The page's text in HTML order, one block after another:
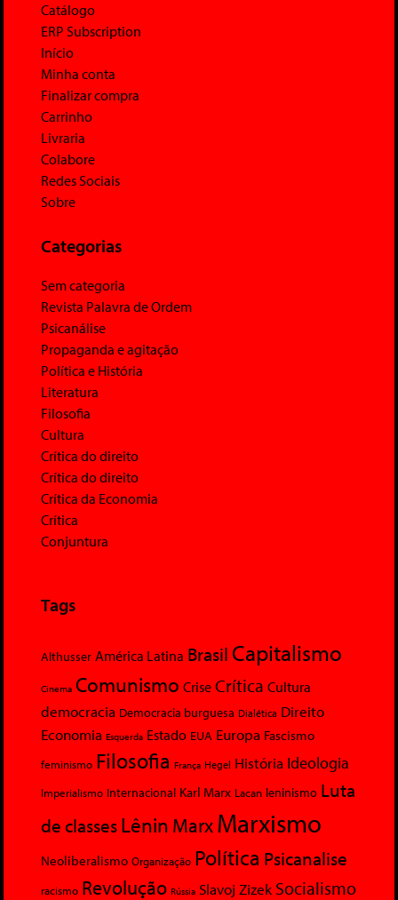
Catálogo
ERP Subscription
Início
Minha conta
Finalizar compra
Carrinho
Livraria
Colabore
Redes Sociais
Sobre
Categorias
Sem categoria
Revista Palavra de Ordem
Psicanálise
Propaganda e agitação
Política e História
Literatura
Filosofia
Cultura
Crítica do direito
Crítica do direito
Crítica da Economia
Crítica
Conjuntura
Tags
Althusser América Latina Brasil Capitalismo
Cinema Comunismo Crise Crítica Cultura
democracia Democracia burguesa Dialética Direito
Economia Esquerda Estado EUA Europa Fascismo
feminismo Filosofia França Hegel História Ideologia
Imperialismo Internacional Karl Marx Lacan leninismo Luta
de classesLênin MarxMarxismo
Neoliberalismo Organização Política Psicanalise
racismo Revolução Rússia Slavoj Zizek Socialismo